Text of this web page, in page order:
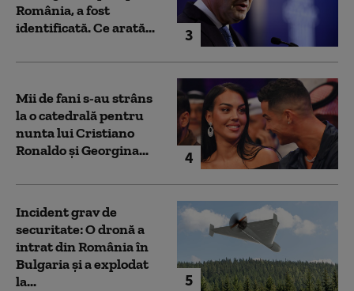
3
România, a fost
identificată. Ce arată...
4
Mii de fani s-au strâns
la o catedrală pentru
nunta lui Cristiano
Ronaldo şi Georgina...
5
Incident grav de
securitate: O dronă a
intrat din România în
Bulgaria şi a explodat
la...